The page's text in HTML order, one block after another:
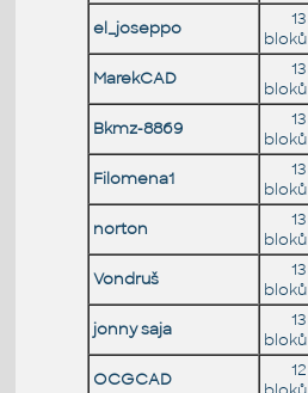
el_joseppo
13
bloků
MarekCAD
13
bloků
Bkmz-8869
13
bloků
Filomena1
13
bloků
norton
13
bloků
Vondruš
13
bloků
jonny saja
13
bloků
OCGCAD
12